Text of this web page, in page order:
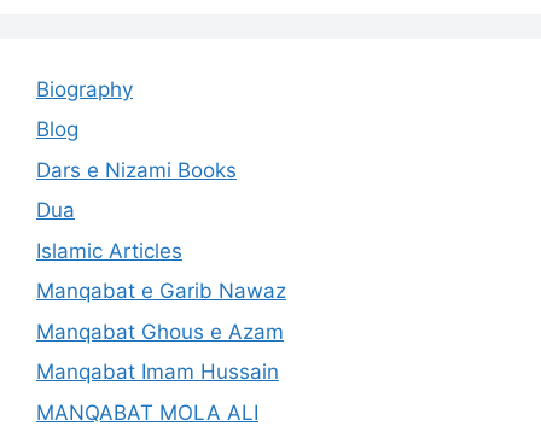
Biography
Blog
Dars e Nizami Books
Dua
Islamic Articles
Manqabat e Garib Nawaz
Manqabat Ghous e Azam
Manqabat Imam Hussain
MANQABAT MOLA ALI